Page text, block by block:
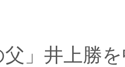
4日
父」井上勝